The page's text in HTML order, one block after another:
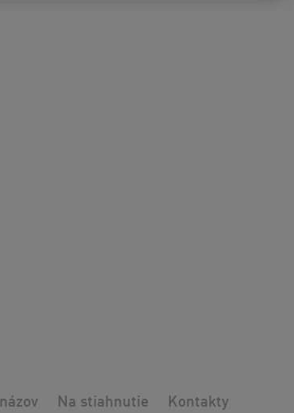
Na stiahnutie Kontakty